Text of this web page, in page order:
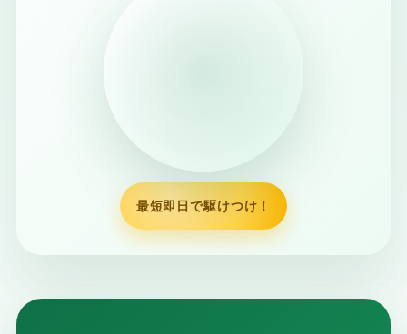
最短即日で駆けつけ！